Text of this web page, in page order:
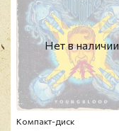
Нет в наличии
Компакт-диск